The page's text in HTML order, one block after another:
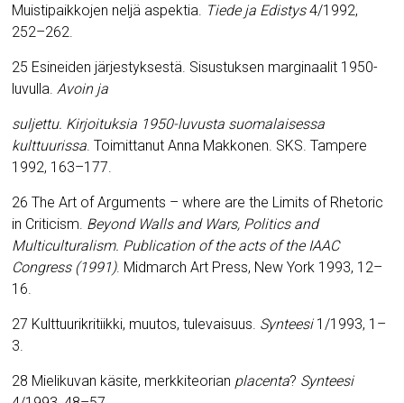
Muistipaikkojen neljä aspektia. Tiede ja Edistys4/1992,
252–262.
25 Esineiden järjestyksestä. Sisustuksen marginaalit 1950-
luvulla.Avoin ja
suljettu. Kirjoituksia 1950-luvusta suomalaisessa
kulttuurissa. Toimittanut Anna Makkonen. SKS. Tampere
1992, 163–177.
26 The Art of Arguments – where are the Limits of Rhetoric
in Criticism. Beyond Walls and Wars, Politics and
Multiculturalism. Publication of the acts of the IAAC
Congress (1991). Midmarch Art Press, New York 1993, 12–
16.
27 Kulttuurikritiikki, muutos, tulevaisuus. Synteesi1/1993, 1–
3.
28 Mielikuvan käsite, merkkiteorian placenta? Synteesi